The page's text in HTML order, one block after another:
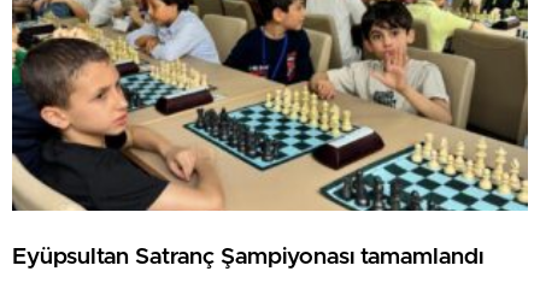
Eyüpsultan Satranç Şampiyonası tamamlandı